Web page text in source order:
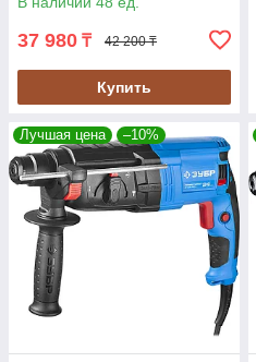
К)
37 980 ₸ 42 200 ₸
Купить
Лучшая цена –10%